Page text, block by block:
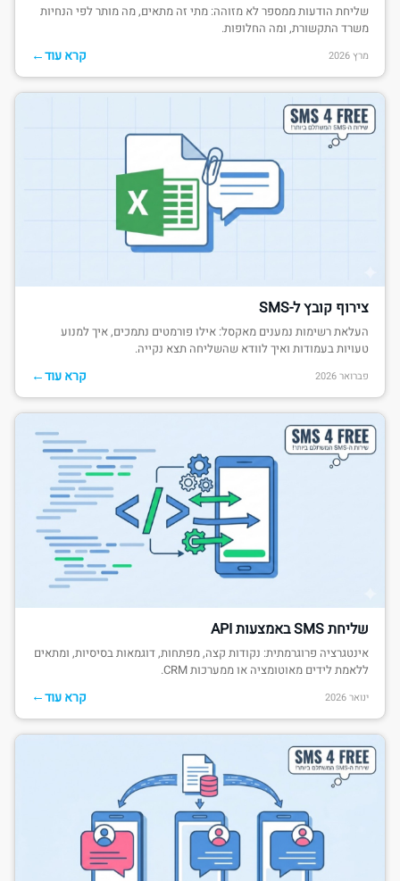
שליחת הודעות ממספר לא מזוהה: מתי זה מתאים, מה מותר לפי הנחיות
משרד התקשורת, ומה החלופות.
מרץ 2026 קרא עוד←
צירוף קובץ ל-SMS
העלאת רשימות נמענים מאקסל: אילו פורמטים נתמכים, איך למנוע
טעויות בעמודות ואיך לוודא שהשליחה תצא נקייה.
פברואר 2026 קרא עוד←
שליחת SMS באמצעות API
אינטגרציה פרוגרמתית: נקודות קצה, מפתחות, דוגמאות בסיסיות, ומתאים
ללאמת לידים מאוטומציה או ממערכות CRM.
ינואר 2026 קרא עוד←